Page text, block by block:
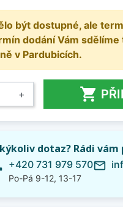
být dostupné, ale
dodání Vám
v Pardubicích.
+ 
dotaz? Rádi
+420 731 979 570
Po-Pá 9-12, 13-17
mail_outline